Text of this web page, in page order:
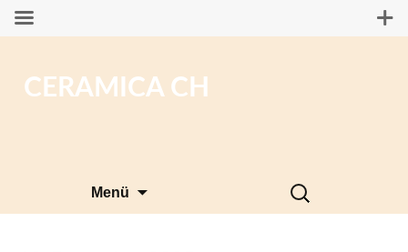
CERAMICA CH
Menü
Suchen
nach: